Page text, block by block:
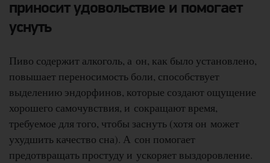
приносит удовольствие и помогает
уснуть
Пиво содержит алкоголь, а он, как было установлено,
повышает переносимость боли, способствует
выделению эндорфинов, которые создают ощущение
хорошего самочувствия, и сокращают время,
требуемое для того, чтобы заснуть (хотя он может
ухудшить качество сна). А сон помогает
предотвращать простуду и ускоряет выздоровление.